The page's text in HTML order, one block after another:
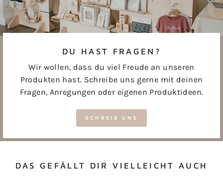
DU HAST FRAGEN?
Wir wollen, dass du viel Freude an unseren
Produkten hast. Schreibe uns gerne mit deinen
Fragen, Anregungen oder eigenen Produktideen.
SCHREIB UNS
DAS GEFÄLLT DIR VIELLEICHT AUCH